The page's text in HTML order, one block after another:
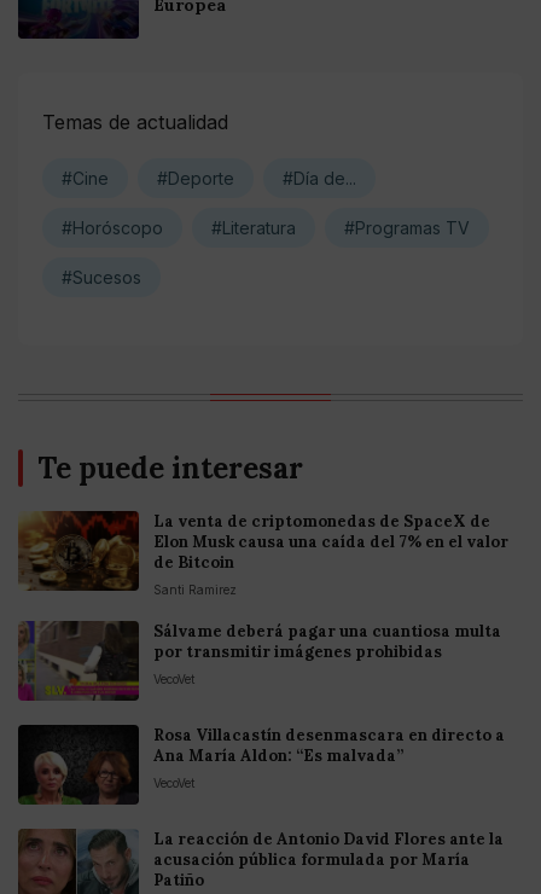
Europea
Temas de actualidad
#Cine #Deporte #Día de...
#Horóscopo #Literatura #Programas TV
#Sucesos
Te puede interesar
La venta de criptomonedas de SpaceX de
Elon Musk causa una caída del 7% en el valor
de Bitcoin
Santi Ramirez
Sálvame deberá pagar una cuantiosa multa
por transmitir imágenes prohibidas
VecoVet
Rosa Villacastín desenmascara en directo a
Ana María Aldon: “Es malvada”
VecoVet
La reacción de Antonio David Flores ante la
acusación pública formulada por María
Patiño